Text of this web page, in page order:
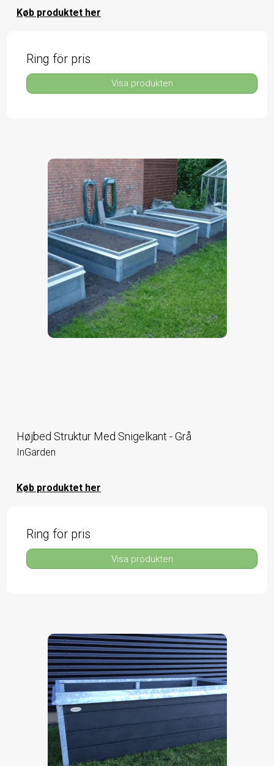
Køb produktet her
Ring för pris
Visa produkten
Højbed Struktur Med Snigelkant - Grå
InGarden
Køb produktet her
Ring för pris
Visa produkten